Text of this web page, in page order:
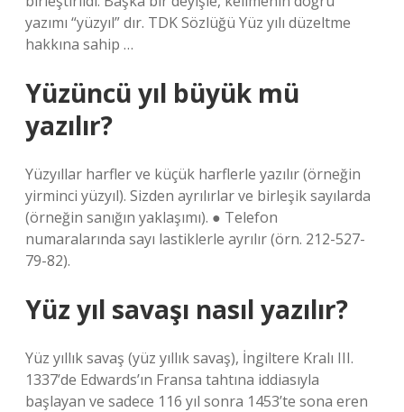
yazımı “yüzyıl” dır. TDK Sözlüğü Yüz yılı düzeltme
hakkına sahip …
Yüzüncü yıl büyük mü
yazılır?
Yüzyıllar harfler ve küçük harflerle yazılır (örneğin
yirminci yüzyıl). Sizden ayrılırlar ve birleşik sayılarda
(örneğin sanığın yaklaşımı). ● Telefon
numaralarında sayı lastiklerle ayrılır (örn. 212-527-
79-82).
Yüz yıl savaşı nasıl yazılır?
Yüz yıllık savaş (yüz yıllık savaş), İngiltere Kralı III.
1337’de Edwards’ın Fransa tahtına iddiasıyla
başlayan ve sadece 116 yıl sonra 1453’te sona eren